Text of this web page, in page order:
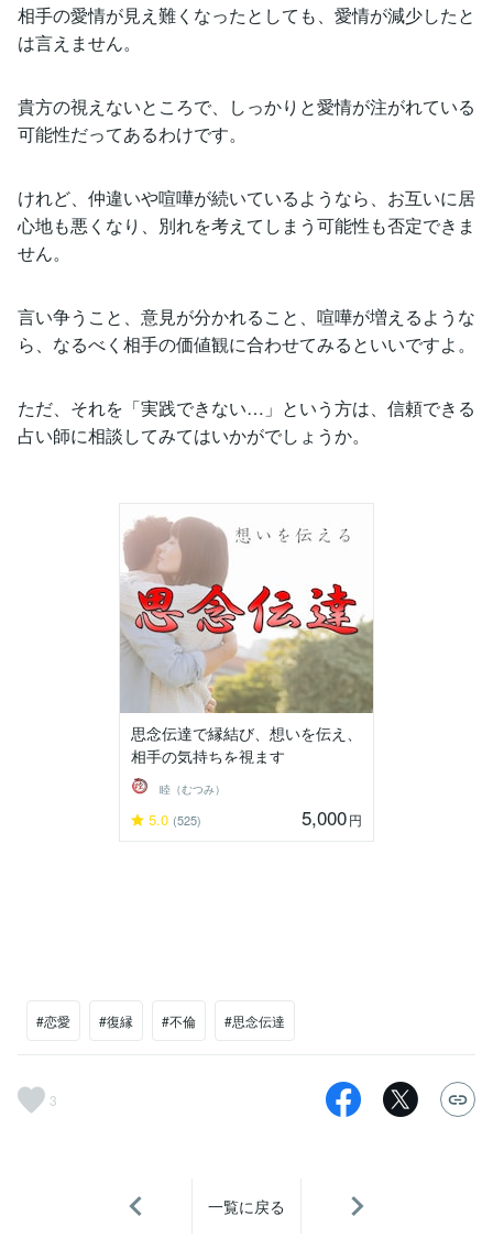
相手の愛情が見え難くなったとしても、愛情が減少したと
は言えません。
貴方の視えないところで、しっかりと愛情が注がれている
可能性だってあるわけです。
けれど、仲違いや喧嘩が続いているようなら、お互いに居
心地も悪くなり、別れを考えてしまう可能性も否定できま
せん。
言い争うこと、意見が分かれること、喧嘩が増えるような
ら、なるべく相手の価値観に合わせてみるといいですよ。
ただ、それを「実践できない…」という方は、信頼できる
占い師に相談してみてはいかがでしょうか。
思念伝達で縁結び、想いを伝え、
相手の気持ちを視ます
睦（むつみ）
5.0 (525) 5,000円
#恋愛 #復縁 #不倫 #思念伝達
3
一覧に戻る